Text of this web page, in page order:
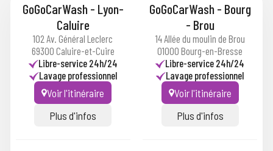
GoGoCarWash - Lyon-
Caluire
102 Av. Général Leclerc
69300 Caluire-et-Cuire
Libre-service 24h/24
Lavage professionnel
Voir l'itinéraire
Plus d'infos
GoGoCarWash - Bourg
- Brou
14 Allée du moulin de Brou
01000 Bourg-en-Bresse
Libre-service 24h/24
Lavage professionnel
Voir l'itinéraire
Plus d'infos